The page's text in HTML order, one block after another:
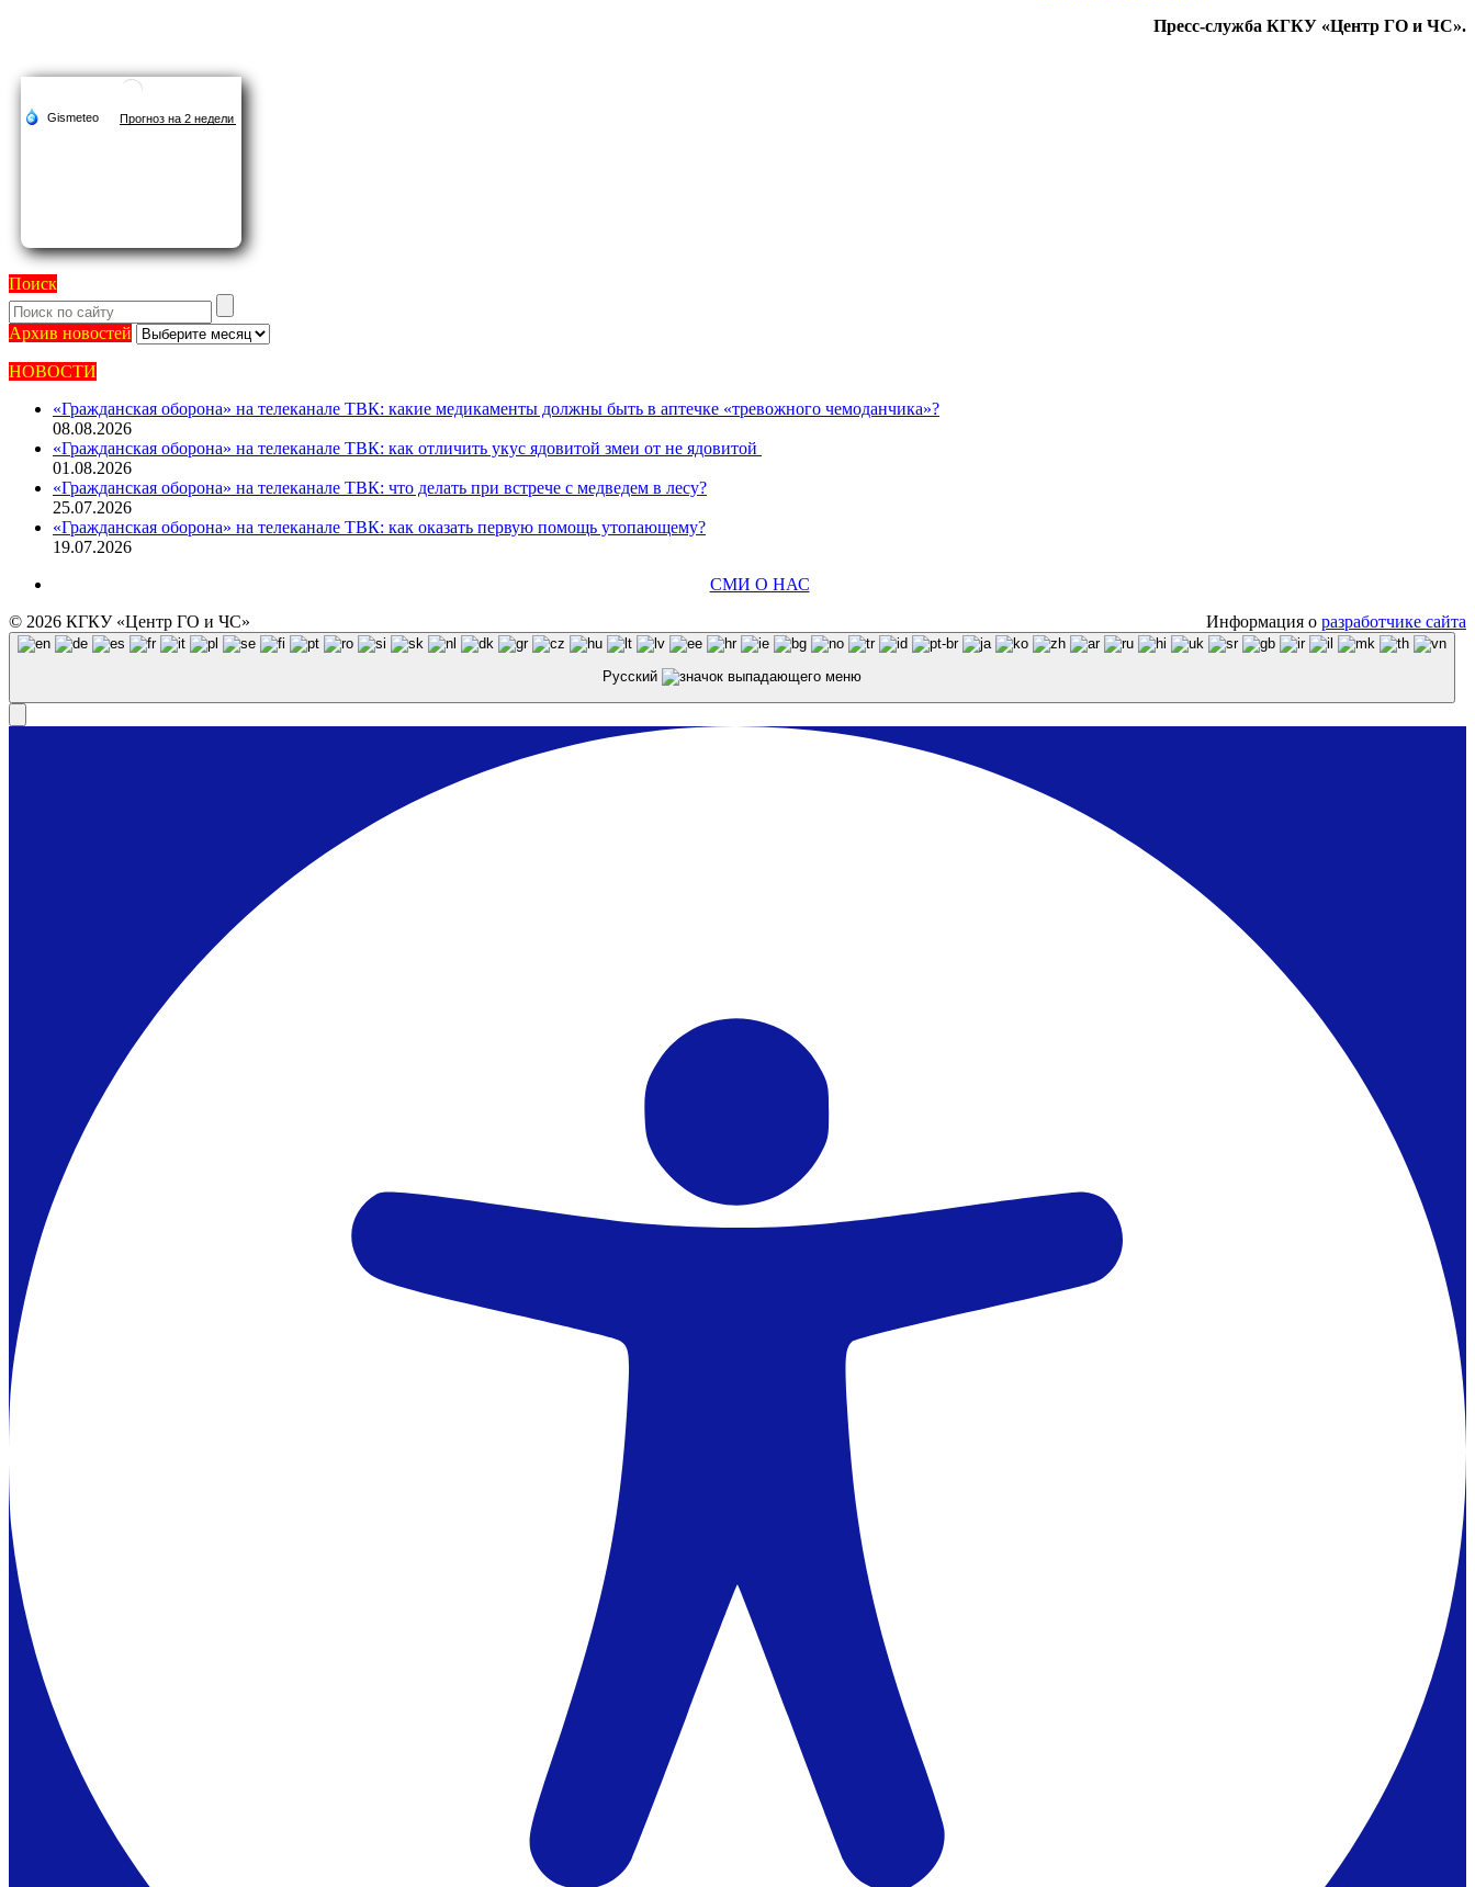
Пресс-служба КГКУ «Центр ГО и ЧС».
Поиск
Архив новостей
Архив
НОВОСТИ
«Гражданская оборона» на телеканале ТВК: какие медикаменты должны быть в аптечке «тревожного чемоданчика»?
08.08.2026
«Гражданская оборона» на телеканале ТВК: как отличить укус ядовитой змеи от не ядовитой
01.08.2026
«Гражданская оборона» на телеканале ТВК: что делать при встрече с медведем в лесу?
25.07.2026
«Гражданская оборона» на телеканале ТВК: как оказать первую помощь утопающему?
19.07.2026
СМИ О НАС
© 2026 КГКУ «Центр ГО и ЧС»
Информация о разработчике сайта
Русский